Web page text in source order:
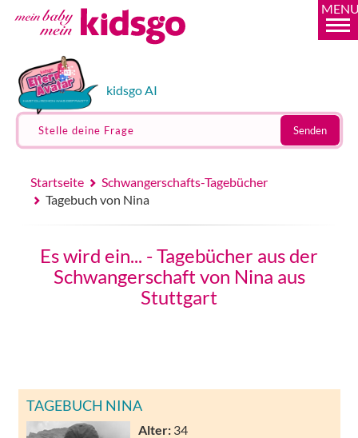
kidsgo AI
Stelle deine Frage Senden
Startseite
Schwangerschafts-Tagebücher
Tagebuch von Nina
Es wird ein... - Tagebücher aus der
Schwangerschaft von Nina aus
Stuttgart
TAGEBUCH NINA
Alter: 34